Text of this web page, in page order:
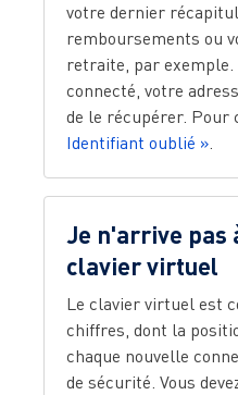
votre dernier
remboursements ou
retraite, par exemple.
connecté, votre
de le récupérer. Pour
Identifiant oublié ».
Je n'arrive pas
clavier virtuel
Le clavier virtuel est
chiffres, dont la
chaque nouvelle
de sécurité. Vous